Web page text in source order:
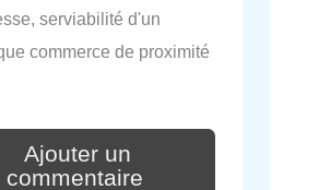
serviabilité d'un
commerce de proximité
Ajouter un
commentaire